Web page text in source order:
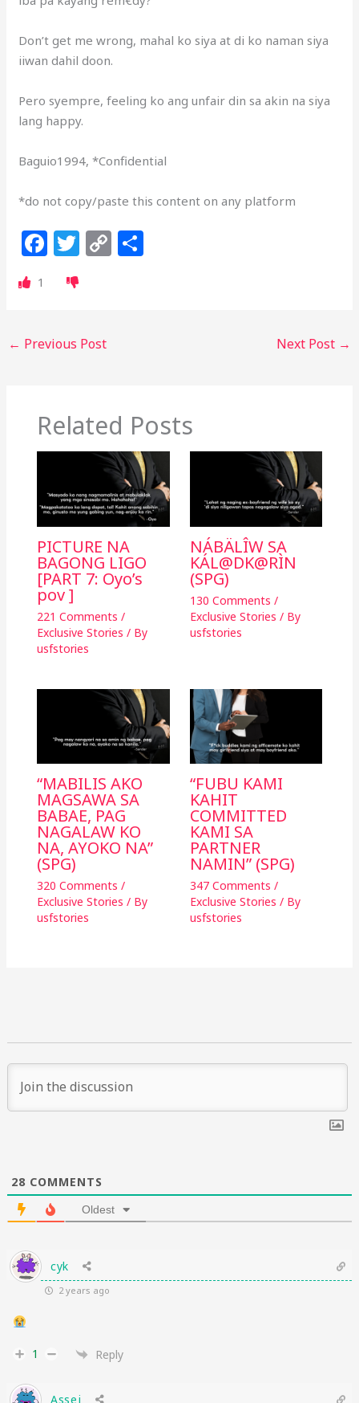
Don’t get me wrong, mahal ko siya at di ko naman siya
iiwan dahil doon.
Pero syempre, feeling ko ang unfair din sa akin na siya
lang happy.
Baguio1994, *Confidential
*do not copy/paste this content on any platform
F
a
b
k
T
w
r
C
o
1
← Previous Post Next Post →
Related Posts
PICTURE NA
BAGONG LIGO
[PART 7: Oyo’s
pov ]
221 Comments /
Exclusive Stories / By
usfstories
NÁBÄLÎW SA
KÁL@DK@RÌN
(SPG)
130 Comments /
Exclusive Stories / By
usfstories
“MABILIS AKO
MAGSAWA SA
BABAE, PAG
NAGALAW KO
NA, AYOKO NA”
(SPG)
320 Comments /
Exclusive Stories / By
usfstories
“FUBU KAMI
KAHIT
COMMITTED
KAMI SA
PARTNER
NAMIN” (SPG)
347 Comments /
Exclusive Stories / By
usfstories
28 COMMENTS
Oldest
cyk
2 years ago
1 Reply
Assej